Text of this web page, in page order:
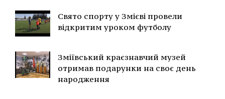
Свято спорту у Змієві провели
відкритим уроком футболу
Зміївський краєзнавчий музей
отримав подарунки на своє день
народження